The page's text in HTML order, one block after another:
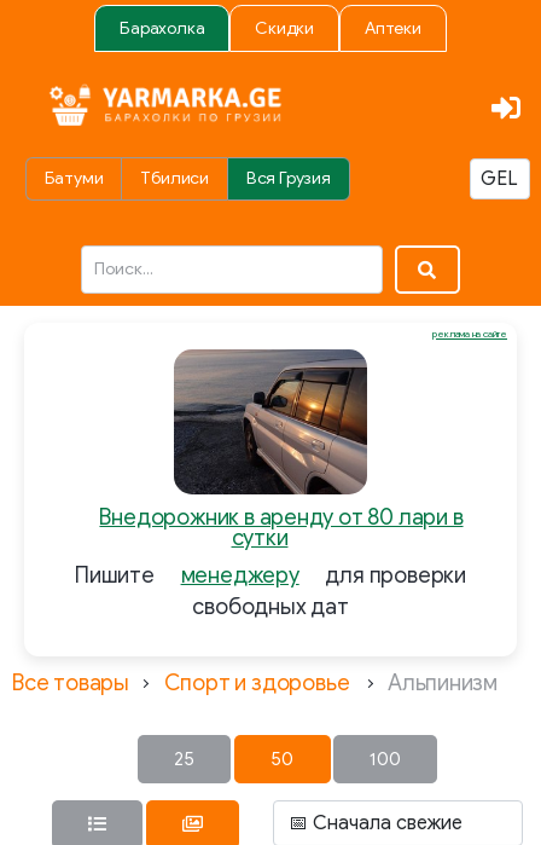
Барахолка Скидки Аптеки
Батуми Тбилиси Вся Грузия
Внедорожник в аренду от 80 лари в
сутки
Пишите
менеджеру
для проверки
свободных дат
реклама на сайте
Все товары Спорт и здоровье Альпинизм
25 50 100